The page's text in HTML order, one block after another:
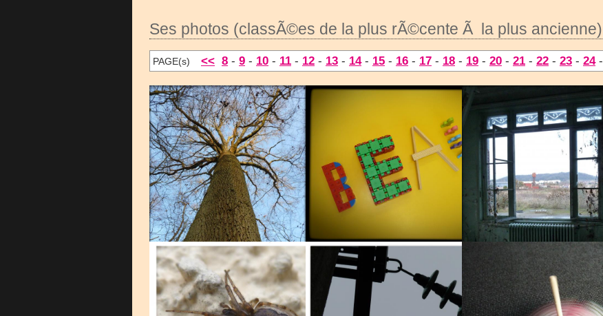
Ses photos (classÃ©es de la plus rÃ©cente Ã la plus ancienne)
PAGE(s) << 8 - 9 - 10 - 11 - 12 - 13 - 14- 15 - 16 - 17 - 18 - 19 - 20 - 21 - 22 - 23 - 24-